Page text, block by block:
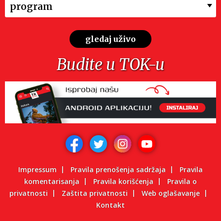
program
gledaj uživo
Budite u TOK-u
Impressum Pravila prenošenja sadržaja
Pravila
komentarisanja
Pravila korišćenja
Pravila o
privatnosti
Zaštita privatnosti
Web oglašavanje
Kontakt